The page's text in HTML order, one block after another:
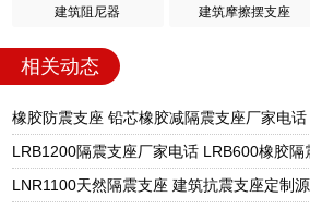
建筑阻尼器 建筑摩擦摆支座
相关动态